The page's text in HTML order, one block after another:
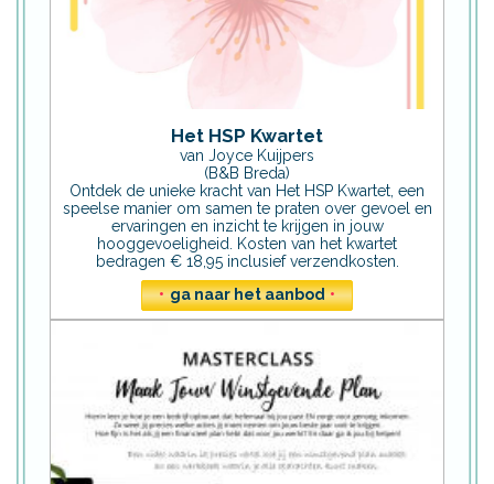
Het HSP Kwartet
van Joyce Kuijpers
(B&B Breda)
Ontdek de unieke kracht van Het HSP Kwartet, een
speelse manier om samen te praten over gevoel en
ervaringen en inzicht te krijgen in jouw
hooggevoeligheid. Kosten van het kwartet
bedragen € 18,95 inclusief verzendkosten.
• ga naar het aanbod •